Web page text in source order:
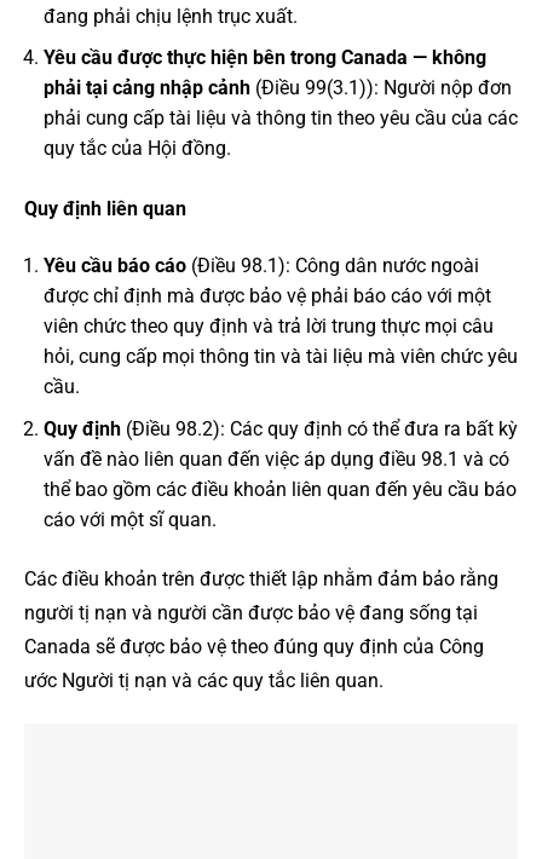
đang phải chịu lệnh trục xuất.
Yêu cầu được thực hiện bên trong Canada — không
phải tại cảng nhập cảnh(Điều 99(3.1)): Người nộp đơn
phải cung cấp tài liệu và thông tin theo yêu cầu của các
quy tắc của Hội đồng.
Quy định liên quan
Yêu cầu báo cáo(Điều 98.1): Công dân nước ngoài
được chỉ định mà được bảo vệ phải báo cáo với một
viên chức theo quy định và trả lời trung thực mọi câu
hỏi, cung cấp mọi thông tin và tài liệu mà viên chức yêu
cầu.
Quy định(Điều 98.2): Các quy định có thể đưa ra bất kỳ
vấn đề nào liên quan đến việc áp dụng điều 98.1 và có
thể bao gồm các điều khoản liên quan đến yêu cầu báo
cáo với một sĩ quan.
Các điều khoản trên được thiết lập nhằm đảm bảo rằng
người tị nạn và người cần được bảo vệ đang sống tại
Canada sẽ được bảo vệ theo đúng quy định của Công
ước Người tị nạn và các quy tắc liên quan.